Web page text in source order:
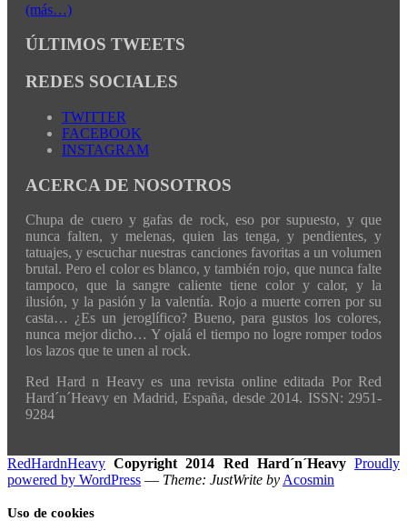
(más…)
ÚLTIMOS TWEETS
REDES SOCIALES
TWITTER
FACEBOOK
INSTAGRAM
ACERCA DE NOSOTROS
Chupa de cuero y gafas de rock, eso por supuesto, y que
nunca falten, y melenas, quien las tenga, y pendientes, y
tatuajes, y escuchar nuestras canciones favoritas a un volumen
brutal. Pero el color es blanco, y también rojo, que nunca falte
tampoco, que la sangre caliente tiene color y calor, y la
ilusión, y la pasión y la valentía. Rojo a muerte corren por su
casta… ¿Es un jeroglífico? Bueno, para gustos los colores,
nunca mejor dicho… Y ojalá el tiempo no logre romper todos
los lazos que te unen al rock.
Red Hard n Heavy es una revista online editada Por Red
Hard´n´Heavy en Madrid, España, desde 2014. ISSN: 2951-
9284
RedHardnHeavy Copyright 2014 Red Hard´n´Heavy Proudly
powered by WordPress — Theme: JustWrite by Acosmin
Uso de cookies